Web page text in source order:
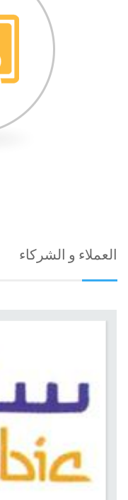
العملاء و الشركاء